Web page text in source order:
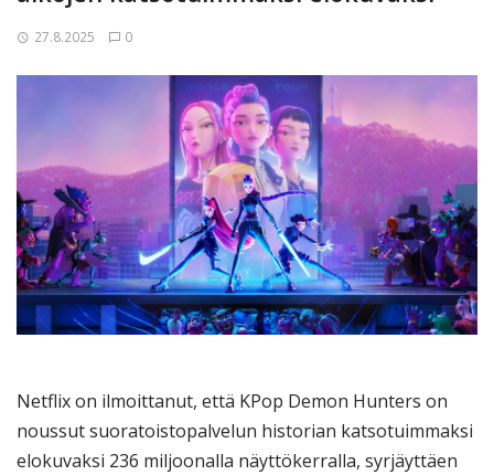
27.8.2025 0
Netflix on ilmoittanut, että KPop Demon Hunters on
noussut suoratoistopalvelun historian katsotuimmaksi
elokuvaksi 236 miljoonalla näyttökerralla, syrjäyttäen